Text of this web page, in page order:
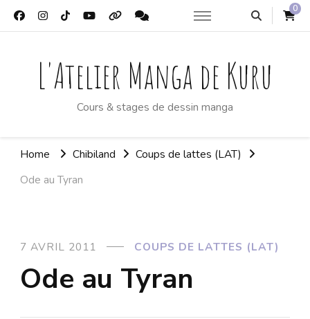
0
L'Atelier Manga de Kuru
Cours & stages de dessin manga
Home Chibiland
Coups de lattes (LAT)
Ode au Tyran
7 AVRIL 2011 COUPS DE LATTES (LAT)
Ode au Tyran